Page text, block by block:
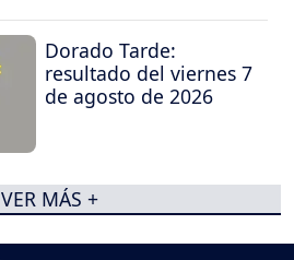
Dorado Tarde:
resultado del viernes 7
de agosto de 2026
VER MÁS +